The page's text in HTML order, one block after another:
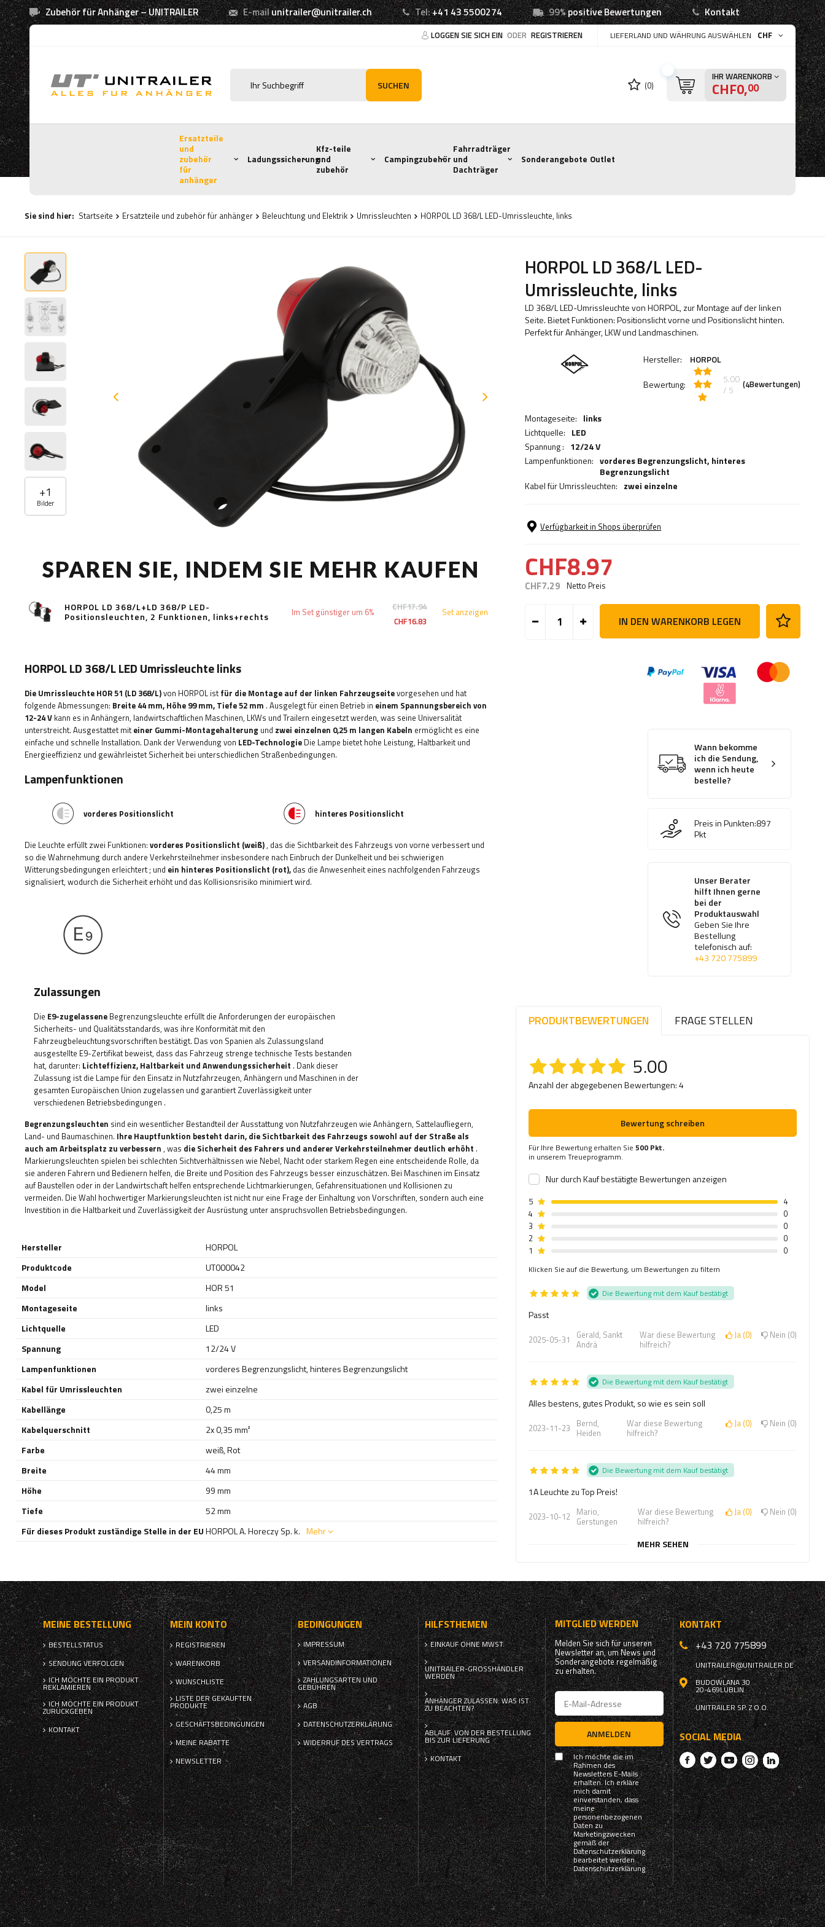
Zubehör für Anhänger – UNITRAILER E-mailunitrailer@unitrailer.ch Tel:+41 43 5500274 99%positive Bewertungen Kontakt
LOGGEN SIE SICH EIN ODER REGISTRIEREN LIEFERLAND UND WÄHRUNG AUSWÄHLEN CHF
SUCHEN (0)
IHR WARENKORB
CHF0,00
Ersatzteile
und
zubehör
für
anhänger
Ladungssicherung
Kfz-teile
und
zubehör
Campingzubehör
Fahrradträger
und
Dachträger
Sonderangebote Outlet
Sie sind hier: Startseite Ersatzteile und zubehör für anhänger Beleuchtung und Elektrik Umrissleuchten HORPOL LD 368/L LED-Umrissleuchte, links
+1
Bilder
HORPOL LD 368/L LED-
Umrissleuchte, links
LD 368/L LED-Umrissleuchte von HORPOL, zur Montage auf der linken
Seite. Bietet Funktionen: Positionslicht vorne und Positionslicht hinten.
Perfekt für Anhänger, LKW und Landmaschinen.
Hersteller:
HORPOL
Bewertung:
5.00
/ 5
(4Bewertungen)
Montageseite: links
Lichtquelle: LED
Spannung : 12/24 V
Lampenfunktionen: vorderes Begrenzungslicht, hinteres
Begrenzungslicht
Kabel für Umrissleuchten: zwei einzelne
Verfügbarkeit in Shops überprüfen
CHF8.97
CHF7.29 Netto Preis
IN DEN WARENKORB LEGEN
Wann bekomme
ich die Sendung,
wenn ich heute
bestelle?
Preis in Punkten:897
Pkt
Unser Berater
hilft Ihnen gerne
bei der
Produktauswahl
Geben Sie Ihre
Bestellung
telefonisch auf:
+43 720 775899
PRODUKTBEWERTUNGEN FRAGE STELLEN
5.00
Anzahl der abgegebenen Bewertungen: 4
Bewertung schreiben
Für Ihre Bewertung erhalten Sie500 Pkt.
in unserem Treueprogramm.
Nur durch Kauf bestätigte Bewertungen anzeigen
5
4
4
0
3
0
2
0
1
0
Klicken Sie auf die Bewertung, um Bewertungen zu filtern
Die Bewertung mit dem Kauf bestätigt
Passt
2025-05-31
Gerald, Sankt
Andrä
War diese Bewertung
hilfreich?
Ja 0 Nein 0
Die Bewertung mit dem Kauf bestätigt
Alles bestens, gutes Produkt, so wie es sein soll
2023-11-23 Bernd,
Heiden
War diese Bewertung
hilfreich?
Ja 0 Nein 0
Die Bewertung mit dem Kauf bestätigt
1A Leuchte zu Top Preis!
2023-10-12 Mario,
Gerstungen
War diese Bewertung
hilfreich?
Ja 0 Nein 0
MEHR SEHEN
SPAREN SIE, INDEM SIE MEHR KAUFEN
HORPOL LD 368/L+LD 368/P LED-
Positionsleuchten, 2 Funktionen, links+rechts
CHF17.94
CHF16.83
Im Set günstiger um 6% Set anzeigen
HORPOL LD 368/L LED Umrissleuchte links
Die Umrissleuchte HOR 51 (LD 368/L)von HORPOL istfür die Montage auf der linken Fahrzeugseitevorgesehen und hat
folgende Abmessungen: Breite 44 mm, Höhe 99 mm, Tiefe 52 mm . Ausgelegt für einen Betrieb in einem Spannungsbereich von
12-24 V kann es in Anhängern, landwirtschaftlichen Maschinen, LKWs und Trailern eingesetzt werden, was seine Universalität
unterstreicht. Ausgestattet miteiner Gummi-Montagehalterung und zwei einzelnen 0,25 m langen Kabeln ermöglicht es eine
einfache und schnelle Installation. Dank der Verwendung von LED-Technologie Die Lampe bietet hohe Leistung, Haltbarkeit und
Energieeffizienz und gewährleistet Sicherheit bei unterschiedlichen Straßenbedingungen.
Lampenfunktionen
vorderes Positionslicht hinteres Positionslicht
Die Leuchte erfüllt zwei Funktionen: vorderes Positionslicht (weiß), das die Sichtbarkeit des Fahrzeugs von vorne verbessert und
so die Wahrnehmung durch andere Verkehrsteilnehmer insbesondere nach Einbruch der Dunkelheit und bei schwierigen
Witterungsbedingungen erleichtert; und ein hinteres Positionslicht (rot), das die Anwesenheit eines nachfolgenden Fahrzeugs
signalisiert, wodurch die Sicherheit erhöht und das Kollisionsrisiko minimiert wird.
Zulassungen
Die E9-zugelassene Begrenzungsleuchte erfüllt die Anforderungen der europäischen
Sicherheits- und Qualitätsstandards, was ihre Konformität mit den
Fahrzeugbeleuchtungsvorschriften bestätigt. Das von Spanien als Zulassungsland
ausgestellte E9-Zertifikat beweist, dass das Fahrzeug strenge technische Tests bestanden
hat, darunter: Lichteffizienz, Haltbarkeit und Anwendungssicherheit . Dank dieser
Zulassung ist die Lampe für den Einsatz in Nutzfahrzeugen, Anhängern und Maschinen in der
gesamten Europäischen Union zugelassen und garantiert Zuverlässigkeit unter
verschiedenen Betriebsbedingungen .
Begrenzungsleuchten sind ein wesentlicher Bestandteil der Ausstattung von Nutzfahrzeugen wie Anhängern, Sattelaufliegern,
Land- und Baumaschinen. Ihre Hauptfunktion besteht darin, die Sichtbarkeit des Fahrzeugs sowohl auf der Straße als
auch am Arbeitsplatz zu verbessern , was die Sicherheit des Fahrers und anderer Verkehrsteilnehmer deutlich erhöht .
Markierungsleuchten spielen bei schlechten Sichtverhältnissen wie Nebel, Nacht oder starkem Regen eine entscheidende Rolle, da
sie anderen Fahrern und Bedienern helfen, die Breite und Position des Fahrzeugs besser einzuschätzen. Bei Maschinen im Einsatz
auf Baustellen oder in der Landwirtschaft helfen entsprechende Lichtmarkierungen, Gefahrensituationen und Kollisionen zu
vermeiden. Die Wahl hochwertiger Markierungsleuchten ist nicht nur eine Frage der Einhaltung von Vorschriften, sondern auch eine
Investition in die Haltbarkeit und Zuverlässigkeit der Ausrüstung unter anspruchsvollen Betriebsbedingungen.
Hersteller
HORPOL
Produktcode
UT000042
Model
HOR 51
Montageseite
links
Lichtquelle
LED
Spannung
12/24 V
Lampenfunktionen
vorderes Begrenzungslicht,hinteres Begrenzungslicht
Kabel für Umrissleuchten
zwei einzelne
Kabellänge
0,25 m
Kabelquerschnitt
2x 0,35 mm²
Farbe
weiß,Rot
Breite
44 mm
Höhe
99 mm
Tiefe
52 mm
Für dieses Produkt zuständige Stelle in der EUHORPOL A. Horeczy Sp. k. Mehr
MEINE BESTELLUNG
BESTELLSTATUS
SENDUNG VERFOLGEN
ICH MÖCHTE EIN PRODUKT
REKLAMIEREN
ICH MÖCHTE EIN PRODUKT
ZURÜCKGEBEN
KONTAKT
MEIN KONTO
REGISTRIEREN
WARENKORB
WUNSCHLISTE
LISTE DER GEKAUFTEN
PRODUKTE
GESCHÄFTSBEDINGUNGEN
MEINE RABATTE
NEWSLETTER
BEDINGUNGEN
IMPRESSUM
VERSANDINFORMATIONEN
ZAHLUNGSARTEN UND
GEBÜHREN
AGB
DATENSCHUTZERKLÄRUNG
WIDERRUF DES VERTRAGS
HILFSTHEMEN
EINKAUF OHNE MWST.
UNITRAILER-GROSSHÄNDLER W
ERDEN
ANHÄNGER ZULASSEN: WAS IST
ZU BEACHTEN?
ABLAUF: VON DER BESTELLUNG
BIS ZUR LIEFERUNG
KONTAKT
MITGLIED WERDEN
Melden Sie sich für unseren
Newsletter an, um News und
Sonderangebote regelmäßig
zu erhalten.
ANMELDEN
Ich möchte die im
Rahmen des
Newsletters E-Mails
erhalten. Ich erkläre
mich damit
einverstanden, dass
meine
personenbezogenen
Daten zu
Marketingzwecken
gemäß der
Datenschutzerklärung
bearbeitet werden.
Datenschutzerklärung
KONTAKT
+43 720 775899
UNITRAILER@UNITRAILER.DE
BUDOWLANA 30
20-469LUBLIN
UNITRAILER SP. Z O.O.
SOCIAL MEDIA